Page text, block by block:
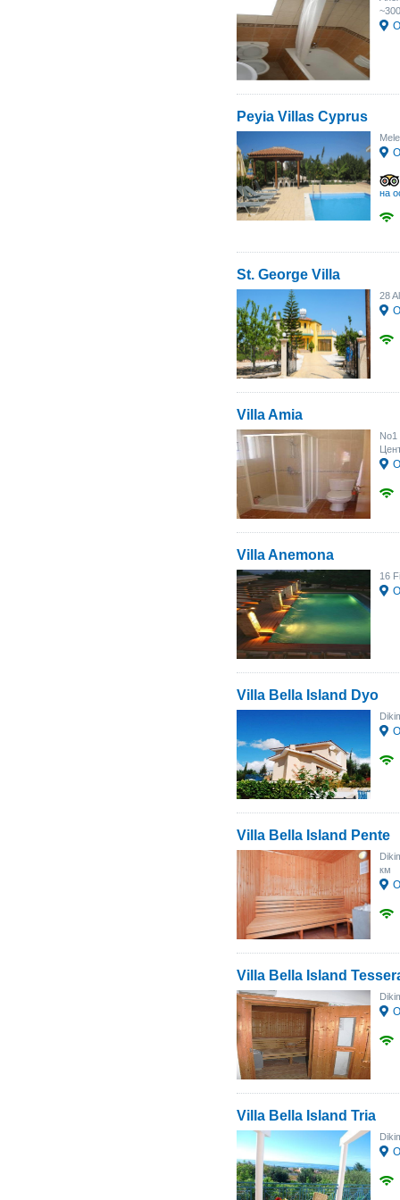
Peyia Villas Cyprus
на
St. George Villa
28
Villa Amia
No1
Villa Anemona
16
Villa Bella Island Dyo
Villa Bella Island Pente
км
Villa Bella Island
Villa Bella Island Tria